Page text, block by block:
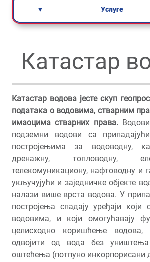
▼ Услуге
Катастар
Катастар водова јесте скуп
података о водовима, стварним
имаоцима стварних права.
подземни водови са
постројењима за водоводну,
дренажну, топловодну,
телекомуникациону, нафтоводну и
укључујући и заједничке објекте
налази више врста водова. У
постројења спадају уређаји који
водовима, и који омогућавају
целисходно коришћење
одвојити од вода без уништења
оштећења (потпуно инкорпорисани